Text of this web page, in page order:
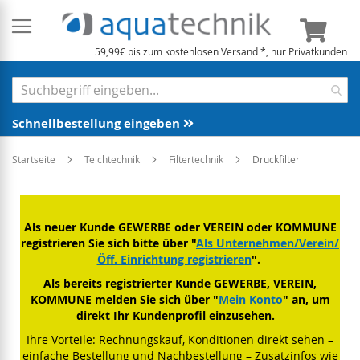
59,99€ bis zum kostenlosen Versand *, nur Privatkunden
Mein
Schnellbestellung eingeben
Startseite Teichtechnik Filtertechnik Druckfilter
Als neuer Kunde GEWERBE oder VEREIN oder KOMMUNE
registrieren Sie sich bitte über "Als Unternehmen/Verein/
Öff. Einrichtung registrieren".
Als bereits registrierter Kunde GEWERBE, VEREIN,
KOMMUNE melden Sie sich über "Mein Konto" an, um
direkt Ihr Kundenprofil einzusehen.
Ihre Vorteile: Rechnungskauf, Konditionen direkt sehen –
einfache Bestellung und Nachbestellung – Zusatzinfos wie